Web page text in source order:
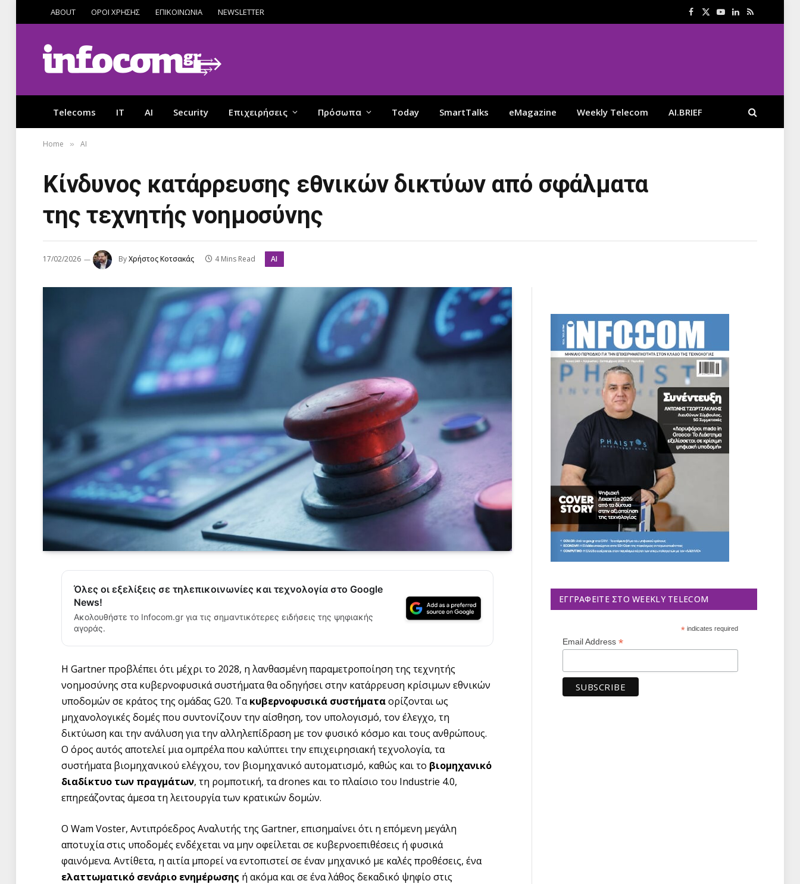
ABOUT ΟΡΟΙ ΧΡΗΣΗΣ ΕΠΙΚΟΙΝΩΝΙΑ NEWSLETTER Facebook
X
YouTube
LinkedIn
RSS
Telecoms IT AI Security Επιχειρήσεις Πρόσωπα Today SmartTalks eMagazine Weekly Telecom AI.BRIEF
Home » AI
Κίνδυνος κατάρρευσης εθνικών δικτύων από σφάλματα
της τεχνητής νοημοσύνης
17/02/2026 ByΧρήστος Κοτσακάς 4 Mins Read AI
Όλες οι εξελίξεις σε τηλεπικοινωνίες και τεχνολογία στο Google
News!
Ακολουθήστε το Infocom.gr για τις σημαντικότερες ειδήσεις της ψηφιακής
αγοράς.
Η Gartner προβλέπει ότι μέχρι το 2028, η λανθασμένη παραμετροποίηση της τεχνητής
νοημοσύνης στα κυβερνοφυσικά συστήματα θα οδηγήσει στην κατάρρευση κρίσιμων εθνικών
υποδομών σε κράτος της ομάδας G20. Τακυβερνοφυσικά συστήματαορίζονται ως
μηχανολογικές δομές που συντονίζουν την αίσθηση, τον υπολογισμό, τον έλεγχο, τη
δικτύωση και την ανάλυση για την αλληλεπίδραση με τον φυσικό κόσμο και τους ανθρώπους.
Ο όρος αυτός αποτελεί μια ομπρέλα που καλύπτει την επιχειρησιακή τεχνολογία, τα
συστήματα βιομηχανικού ελέγχου, τον βιομηχανικό αυτοματισμό, καθώς και το βιομηχανικό
διαδίκτυο των πραγμάτων, τη ρομποτική, τα drones και το πλαίσιο του Industrie 4.0,
επηρεάζοντας άμεσα τη λειτουργία των κρατικών δομών.
Ο Wam Voster, Αντιπρόεδρος Αναλυτής της Gartner, επισημαίνει ότι η επόμενη μεγάλη
αποτυχία στις υποδομές ενδέχεται να μην οφείλεται σε κυβερνοεπιθέσεις ή φυσικά
φαινόμενα. Αντίθετα, η αιτία μπορεί να εντοπιστεί σε έναν μηχανικό με καλές προθέσεις, ένα
ελαττωματικό σενάριο ενημέρωσης ή ακόμα και σε ένα λάθος δεκαδικό ψηφίο στις
ΕΓΓΡΑΦΕΊΤΕ ΣΤΟ WEEKLY TELECOM
*indicates required
Email Address *